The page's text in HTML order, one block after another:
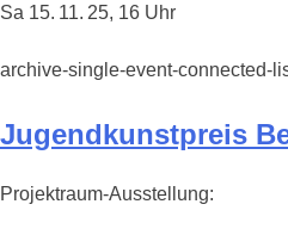
Sa 15. 11. 25, 16 Uhr
archive-single-event-connected-
Jugendkunstpreis
Projektraum-Ausstellung: